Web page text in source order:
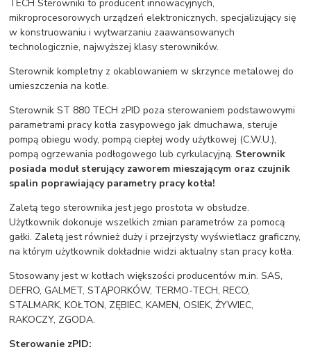
TECH Sterowniki to producent innowacyjnych,
mikroprocesorowych urządzeń elektronicznych, specjalizujący się
w konstruowaniu i wytwarzaniu zaawansowanych
technologicznie, najwyższej klasy sterowników.
Sterownik kompletny z okablowaniem w skrzynce metalowej do
umieszczenia na kotle.
Sterownik ST 880 TECH zPID poza sterowaniem podstawowymi
parametrami pracy kotła zasypowego jak dmuchawa, steruje
pompą obiegu wody, pompą ciepłej wody użytkowej (C.W.U.),
pompą ogrzewania podłogowego lub cyrkulacyjną. Sterownik
posiada moduł sterujący zaworem mieszającym oraz czujnik
spalin poprawiający parametry pracy kotła!
Zaletą tego sterownika jest jego prostota w obsłudze.
Użytkownik dokonuje wszelkich zmian parametrów za pomocą
gałki. Zaletą jest również duży i przejrzysty wyświetlacz graficzny,
na którym użytkownik dokładnie widzi aktualny stan pracy kotła.
Stosowany jest w kotłach większości producentów m.in. SAS,
DEFRO, GALMET, STĄPORKÓW, TERMO-TECH, RECO,
STALMARK, KOŁTON, ZĘBIEC, KAMEN, OSIEK, ŻYWIEC,
RAKOCZY, ZGODA.
Sterowanie zPID: